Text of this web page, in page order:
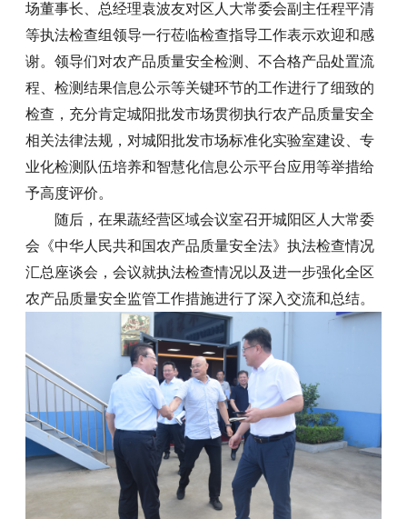
场董事长、总经理袁波友对区人大常委会副主任程平清
等执法检查组领导一行莅临检查指导工作表示欢迎和感
谢。领导们对农产品质量安全检测、不合格产品处置流
程、检测结果信息公示等关键环节的工作进行了细致的
检查，充分肯定城阳批发市场贯彻执行农产品质量安全
相关法律法规，对城阳批发市场标准化实验室建设、专
业化检测队伍培养和智慧化信息公示平台应用等举措给
予高度评价。
随后，在果蔬经营区域会议室召开城阳区人大常委
会《中华人民共和国农产品质量安全法》执法检查情况
汇总座谈会，会议就执法检查情况以及进一步强化全区
农产品质量安全监管工作措施进行了深入交流和总结。